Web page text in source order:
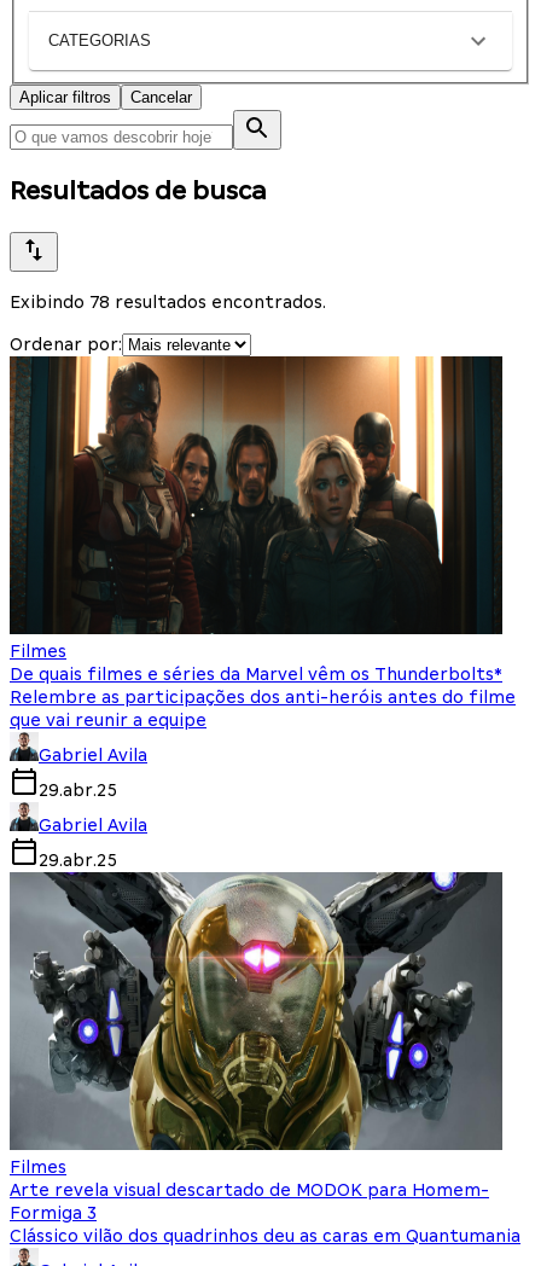
CATEGORIAS
Aplicar filtros Cancelar
Resultados de busca
Exibindo 78 resultados encontrados.
Ordenar por:
Filmes
De quais filmes e séries da Marvel vêm os Thunderbolts*
Relembre as participações dos anti-heróis antes do filme
que vai reunir a equipe
Gabriel Avila
29.abr.25
Gabriel Avila
29.abr.25
Filmes
Arte revela visual descartado de MODOK para Homem-
Formiga 3
Clássico vilão dos quadrinhos deu as caras em Quantumania